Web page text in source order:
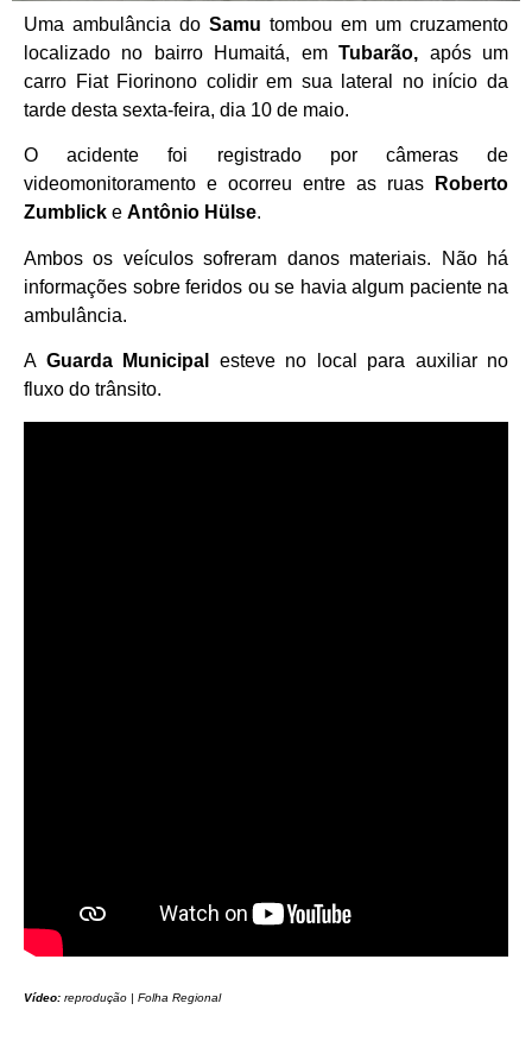
Uma ambulância do Samu tombou em um cruzamento
localizado no bairro Humaitá, emTubarão, após um
carro Fiat Fiorinono colidir em sua lateral no início da
tarde desta sexta-feira, dia 10 de maio.
O acidente foi registrado por câmeras de
videomonitoramento e ocorreu entre as ruas
Roberto
Zumblick e Antônio Hülse.
Ambos os veículos sofreram danos materiais. Não há
informações sobre feridos ou se havia algum paciente na
ambulância.
A Guarda Municipal
esteve no local para auxiliar no
fluxo do trânsito.
Vídeo: reprodução | Folha Regional